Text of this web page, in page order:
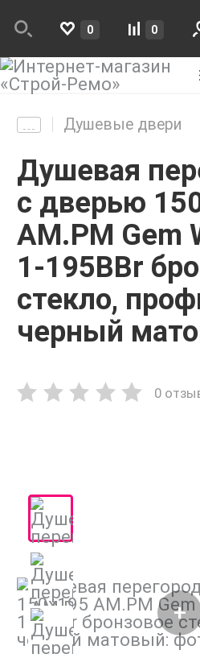
0 0
Душевые двери
Душевая
с дверью
AM.PM Gem
1-195BBr
стекло,
черный
0